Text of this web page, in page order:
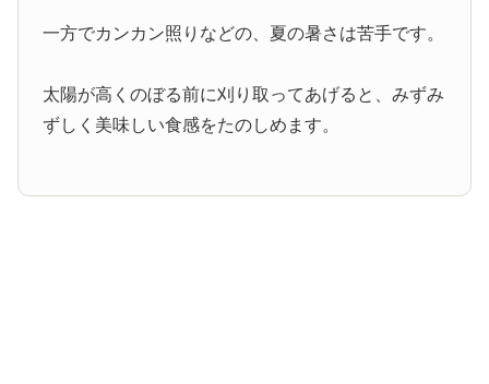
一方でカンカン照りなどの、夏の暑さは苦手です。
太陽が高くのぼる前に刈り取ってあげると、みずみ
ずしく美味しい食感をたのしめます。